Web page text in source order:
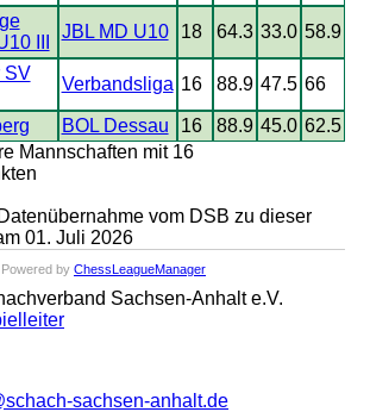
III
JBL MD U10 18 64.3 33.0 58.9
SV
Verbandsliga 16 88.9 47.5 66
BOL Dessau 16 88.9 45.0 62.5
Mannschaften mit 16
vom DSB zu dieser
01. Juli 2026
Powered by ChessLeagueManager
Sachsen-Anhalt e.V.
sachsen-anhalt.de